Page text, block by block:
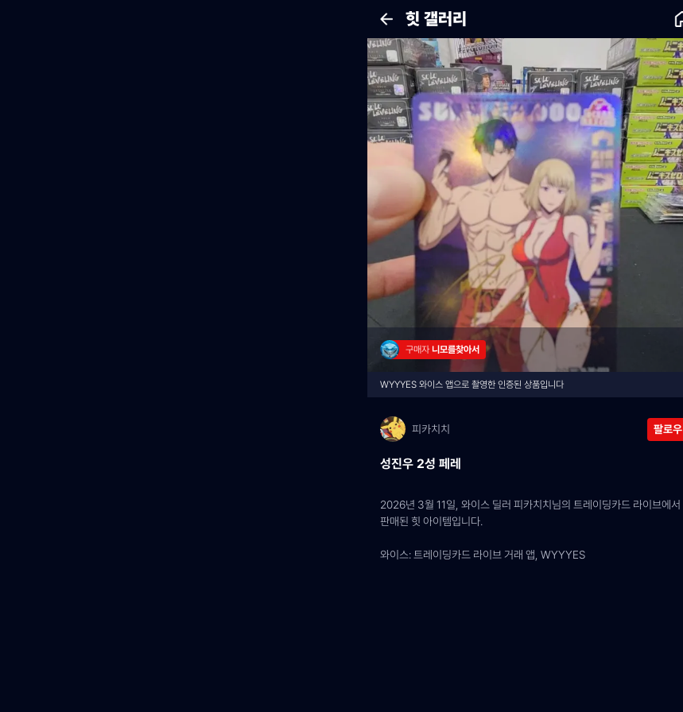
힛 갤러리
구매자 니모를찾아서
WYYYES 와이스 앱으로 촬영한 인증된 상품입니다
피카치치 팔로우
성진우 2성 페레
2026년 3월 11일, 와이스 딜러 피카치치님의 트레이딩카드 라이브에서
판매된 힛 아이템입니다.
와이스: 트레이딩카드 라이브 거래 앱, WYYYES